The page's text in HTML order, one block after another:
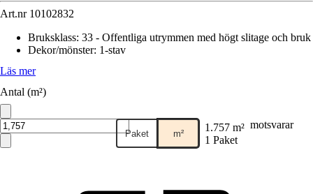
Art.nr 10102832
Bruksklass: 33 - Offentliga utrymmen med högt slitage och bruk
Dekor/mönster: 1-stav
Läs mer
Antal (m²)
Paket m² 1.757 m² motsvarar
1 Paket